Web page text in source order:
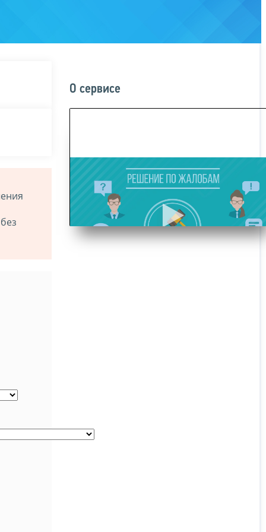
О сервисе